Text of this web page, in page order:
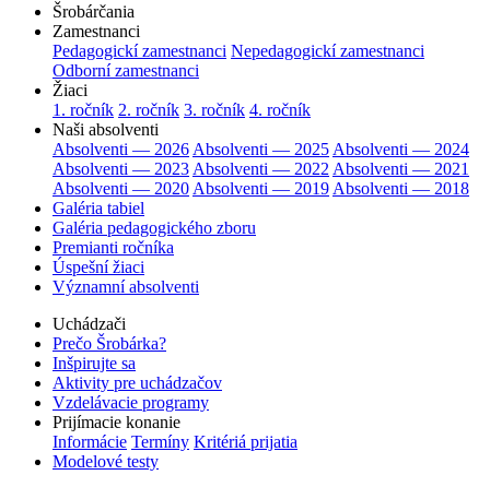
Šrobárčania
Zamestnanci
Pedagogickí zamestnanci Nepedagogickí zamestnanci
Odborní zamestnanci
Žiaci
1. ročník 2. ročník 3. ročník 4. ročník
Naši absolventi
Absolventi — 2026 Absolventi — 2025 Absolventi — 2024
Absolventi — 2023 Absolventi — 2022 Absolventi — 2021
Absolventi — 2020 Absolventi — 2019 Absolventi — 2018
Galéria tabiel
Galéria pedagogického zboru
Premianti ročníka
Úspešní žiaci
Významní absolventi
Uchádzači
Prečo Šrobárka?
Inšpirujte sa
Aktivity pre uchádzačov
Vzdelávacie programy
Prijímacie konanie
Informácie Termíny Kritériá prijatia
Modelové testy